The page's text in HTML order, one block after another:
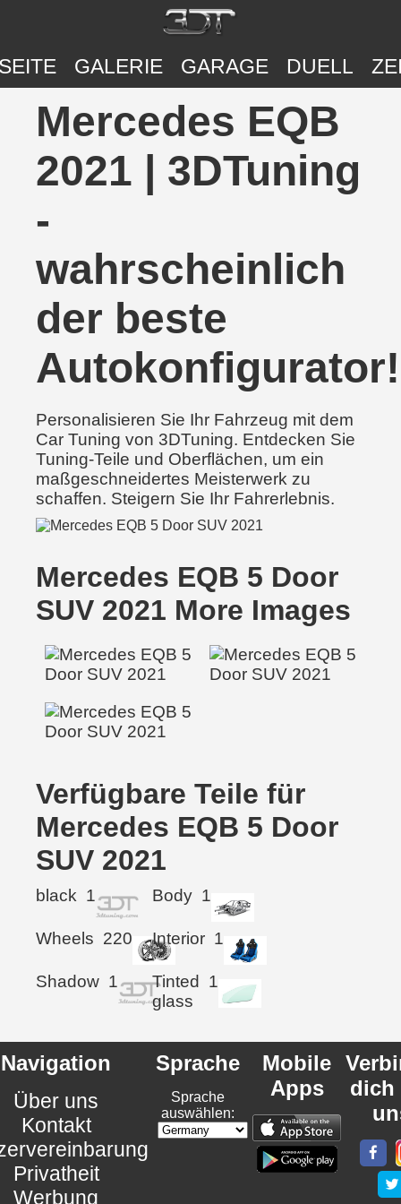
GALERIE GARAGE DUELL
Mercedes EQB
2021 | 3DTuning
-
wahrscheinlich
der beste
Autokonfigurator!
Personalisieren Sie Ihr Fahrzeug mit dem
Car Tuning von 3DTuning. Entdecken Sie
Tuning-Teile und Oberflächen, um ein
maßgeschneidertes Meisterwerk zu
schaffen. Steigern Sie Ihr Fahrerlebnis.
Mercedes EQB 5 Door
SUV 2021 More Images
Verfügbare Teile für
Mercedes EQB 5 Door
SUV 2021
black 1 Body 1
Wheels 220 Interior 1
Shadow 1
Tinted
glass
1
Navigation
Über uns
Kontakt
Privatheit
Werbung
Sprache
Sprache
auswählen:
Mobile
Apps
dich